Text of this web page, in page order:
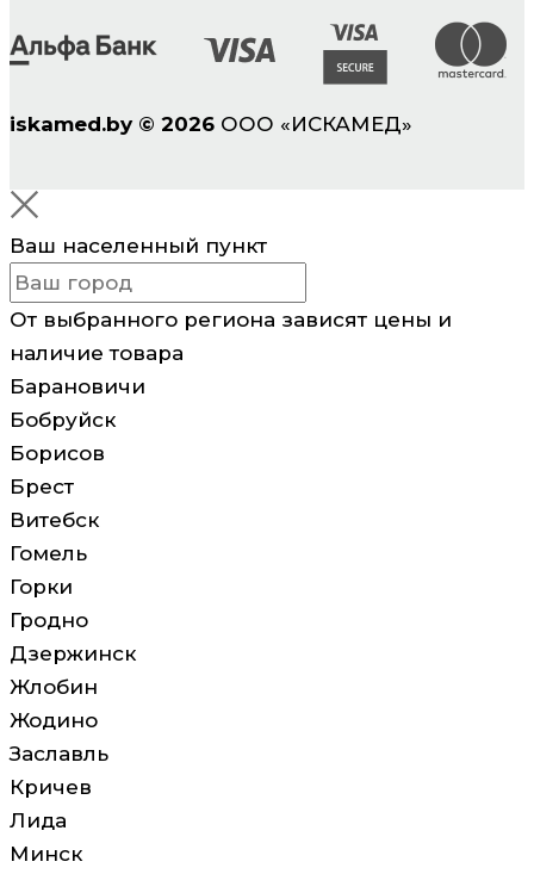
iskamed.by © 2026 ООО «ИСКАМЕД»
Ваш населенный пункт
От выбранного региона зависят цены и
наличие товара
Барановичи
Бобруйск
Борисов
Брест
Витебск
Гомель
Горки
Гродно
Дзержинск
Жлобин
Жодино
Заславль
Кричев
Лида
Минск